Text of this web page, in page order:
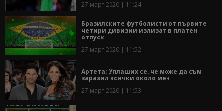
27 март 2020 | 11:24
Бразилските футболисти от първите
четири дивизии излизат в платен
отпуск
27 март 2020 | 11:52
Артета: Уплаших се, че може да съм
заразил всички около мен
27 март 2020 | 11:53